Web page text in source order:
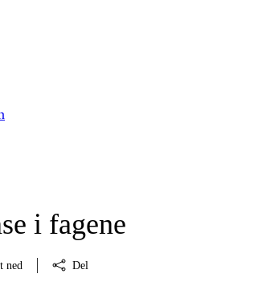
i fagene
ned Del